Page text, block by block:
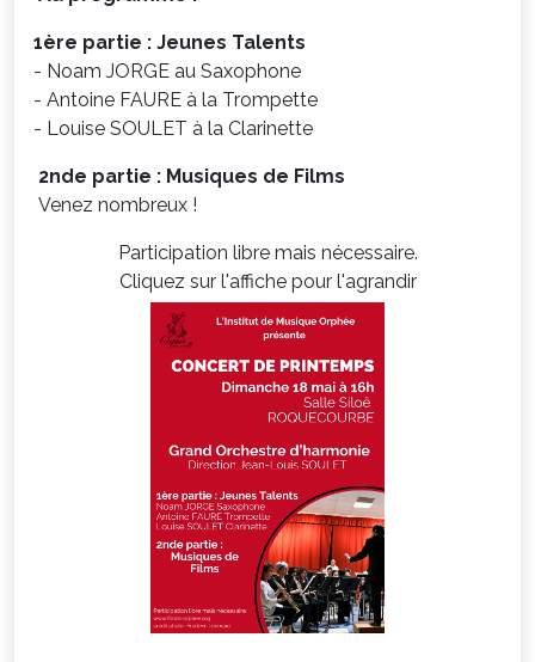
1ère partie : Jeunes Talents
- Noam JORGE au Saxophone
- Antoine FAURE à la Trompette
- Louise SOULET à la Clarinette
2nde partie : Musiques de Films
Venez nombreux !
Participation libre mais nécessaire.
Cliquez sur l'affiche pour l'agrandir